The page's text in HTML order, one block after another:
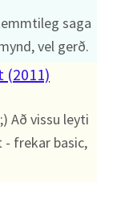
saga
vel gerð.
(2011)
Að vissu leyti
frekar basic,